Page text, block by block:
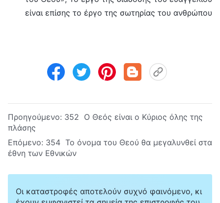
είναι επίσης το έργο της σωτηρίας του ανθρώπου
Προηγούμενο: 352 Ο Θεός είναι ο Κύριος όλης της
πλάσης
Επόμενο: 354 Το όνομα του Θεού θα μεγαλυνθεί στα
έθνη των Εθνικών
Οι καταστροφές αποτελούν συχνό φαινόμενο, κι